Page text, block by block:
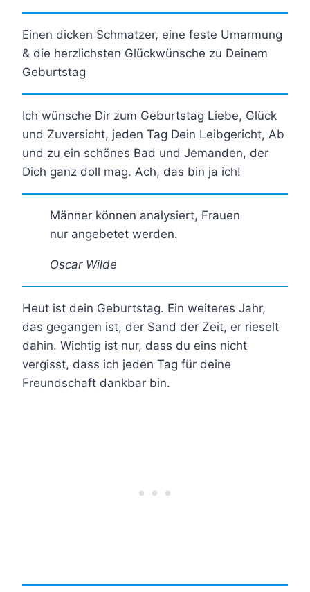
Einen dicken Schmatzer, eine feste Umarmung
& die herzlichsten Glückwünsche zu Deinem
Geburtstag
Ich wünsche Dir zum Geburtstag Liebe, Glück
und Zuversicht, jeden Tag Dein Leibgericht, Ab
und zu ein schönes Bad und Jemanden, der
Dich ganz doll mag. Ach, das bin ja ich!
Männer können analysiert, Frauen
nur angebetet werden.
Oscar Wilde
Heut ist dein Geburtstag. Ein weiteres Jahr,
das gegangen ist, der Sand der Zeit, er rieselt
dahin. Wichtig ist nur, dass du eins nicht
vergisst, dass ich jeden Tag für deine
Freundschaft dankbar bin.